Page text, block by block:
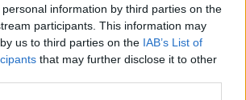
information by third parties on the
participants. This information may
us to third parties on the IAB’s List of
that may further disclose it to other
9 juin 2026 0